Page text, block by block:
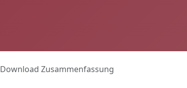
Download Zusammenfassung